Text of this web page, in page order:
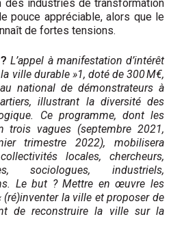
des industries de transformation
pouce appréciable, alors que le
de fortes tensions.
L’appel à manifestation d’intérêt
ville durable »1, doté de 300 M€,
national de démonstrateurs à
illustrant la diversité des
Ce programme, dont les
trois vagues (septembre 2021,
trimestre 2022), mobilisera
locales, chercheurs,
sociologues, industriels,
Le but ? Mettre en œuvre les
la ville et proposer de
de reconstruire la ville sur la